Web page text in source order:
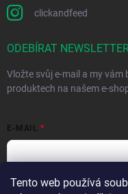
Tento web používá
clickandfeed
ODEBÍRAT NEWSLETTER
Vložte svůj e-mail a my
produktech na našem e-
E-MAIL